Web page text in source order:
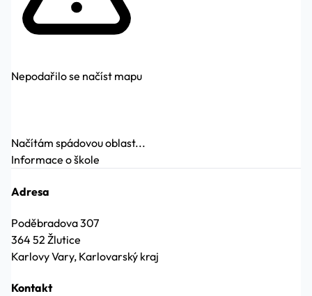
Nepodařilo se načíst mapu
Načítám spádovou oblast...
Informace o škole
Adresa
Poděbradova 307
364 52 Žlutice
Karlovy Vary, Karlovarský kraj
Kontakt